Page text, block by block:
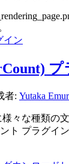
者: Yutaka
々な種類の
ト プラグイ